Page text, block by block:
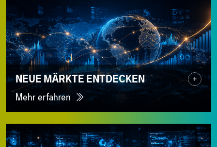
NEUE MÄRKTE ENTDECKEN +
Mehr erfahren